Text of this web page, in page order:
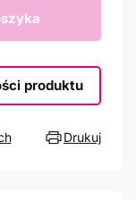
produktu
Drukuj